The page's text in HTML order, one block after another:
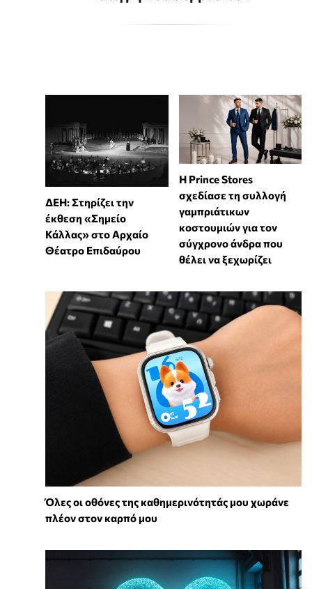
ΔΕΗ: Στηρίζει την
έκθεση «Σημείο
Κάλλας» στο Αρχαίο
Θέατρο Επιδαύρου
Η Prince Stores
σχεδίασε τη συλλογή
γαμπριάτικων
κοστουμιών για τον
σύγχρονο άνδρα που
θέλει να ξεχωρίζει
Όλες οι οθόνες της καθημερινότητάς μου χωράνε
πλέον στον καρπό μου